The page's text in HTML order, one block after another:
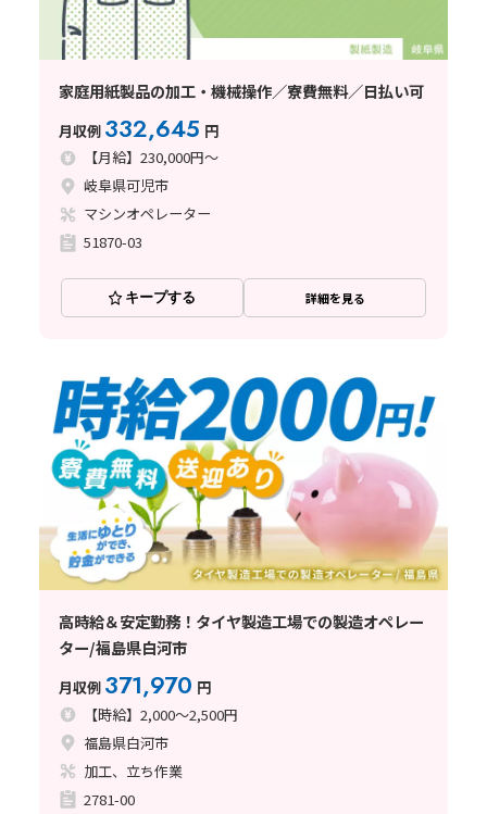
家庭用紙製品の加工・機械操作／寮費無料／日払い可
月収例 332,645 円
【月給】230,000円～
岐阜県可児市
マシンオペレーター
51870-03
キープする 詳細を見る
高時給＆安定勤務！タイヤ製造工場での製造オペレー
ター/福島県白河市
月収例 371,970 円
【時給】2,000～2,500円
福島県白河市
加工、立ち作業
2781-00